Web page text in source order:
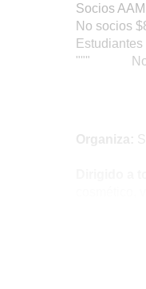
Socios
No socios
""" No
Organiza: